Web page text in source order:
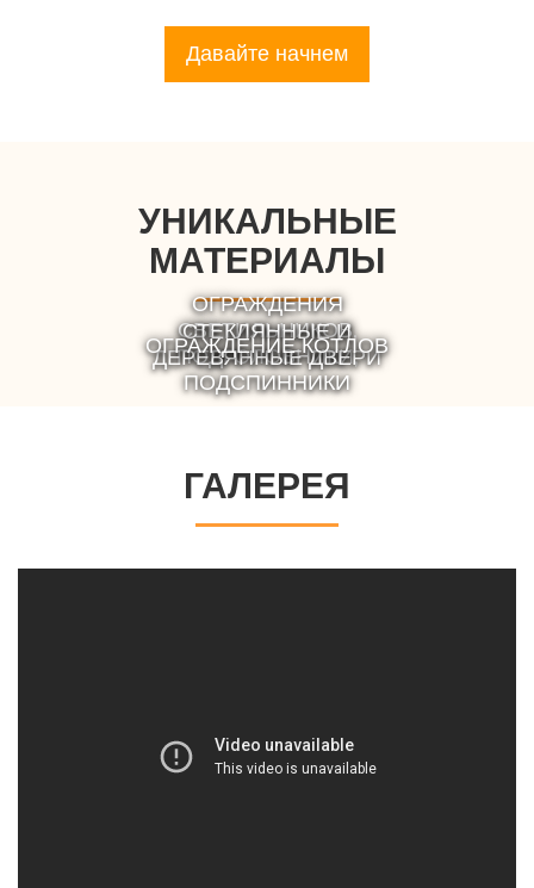
Давайте начнем
УНИКАЛЬНЫЕ
МАТЕРИАЛЫ
ОГРАЖДЕНИЯ
СВЕТИЛЬНИКОВ,
ПОДГОЛОВНИКИ,
ПОДСПИННИКИ
СТЕКЛЯННЫЕ И
ДЕРЕВЯННЫЕ ДВЕРИ
ОГРАЖДЕНИЕ КОТЛОВ
ГАЛЕРЕЯ